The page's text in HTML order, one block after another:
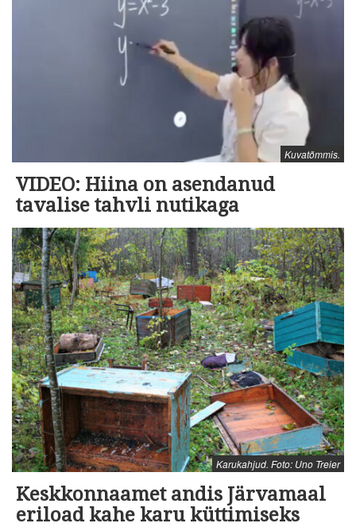
Kuvatõmmis.
VIDEO: Hiina on asendanud
tavalise tahvli nutikaga
Karukahjud. Foto: Uno Treier
Keskkonnaamet andis Järvamaal
eriload kahe karu küttimiseks